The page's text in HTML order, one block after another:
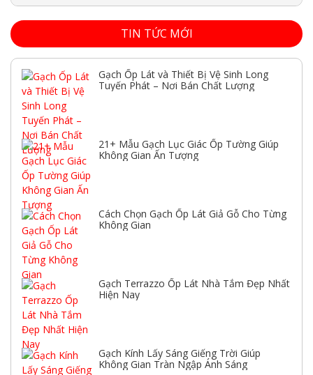
TIN TỨC MỚI
Gạch Ốp Lát và Thiết Bị Vệ Sinh Long
Tuyến Phát – Nơi Bán Chất Lượng
21+ Mẫu Gạch Lục Giác Ốp Tường Giúp
Không Gian Ấn Tượng
Cách Chọn Gạch Ốp Lát Giả Gỗ Cho Từng
Không Gian
Gạch Terrazzo Ốp Lát Nhà Tắm Đẹp Nhất
Hiện Nay
Gạch Kính Lấy Sáng Giếng Trời Giúp
Không Gian Tràn Ngập Ánh Sáng